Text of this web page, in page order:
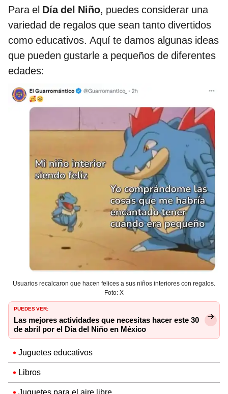
Para el Día del Niño, puedes considerar una
variedad de regalos que sean tanto divertidos
como educativos. Aquí te damos algunas ideas
que pueden gustarle a pequeños de diferentes
edades:
Usuarios recalcaron que hacen felices a sus niños interiores con regalos.
Foto: X
PUEDES VER:
Las mejores actividades que necesitas hacer este 30
de abril por el Día del Niño en México
Juguetes educativos
Libros